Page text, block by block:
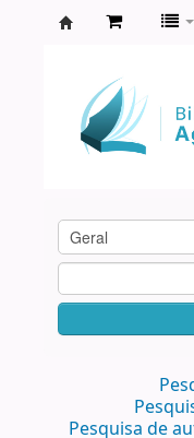
Agamenon
Magalhães
Pesquisa de